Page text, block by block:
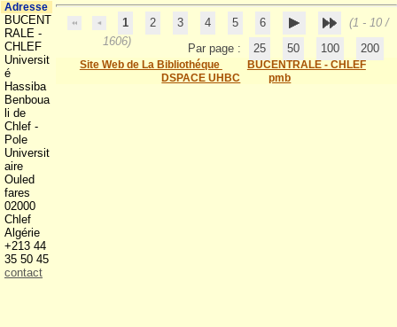
1 2 3 4 5 6
(1 - 10 /
1606)
Par page : 25 50 100 200
Site Web de La Bibliothéque
BUCENTRALE - CHLEF
DSPACE UHBC
pmb
Adresse
BUCENT
RALE -
CHLEF
Universit
é
Hassiba
Benboua
li de
Chlef -
Pole
Universit
aire
Ouled
fares
02000
Chlef
Algérie
+213 44
35 50 45
contact